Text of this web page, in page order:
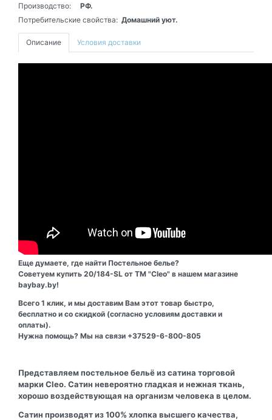
Производство:
РФ.
Потребительские свойства: Домашний уют.
Описание Условия доставки
Еще думаете, где найти Постельное белье?
Советуем купить 20/184-SL от ТМ "Cleo" в нашем магазине
baybay.by!
Всего 1 клик, и мы доставим Вам этот товар быстро,
бесплатно и со скидкой (согласно условиям доставки и
оплаты).
Нужна помощь? Мы на связи +37529-6-800-805
Представляем постельное бельё из сатина торговой
марки Cleo. Сатин невероятно гладкая и нежная ткань,
хорошо воздействующая на организм человека в целом.
Сатин производят из 100% хлопка высшего качества,